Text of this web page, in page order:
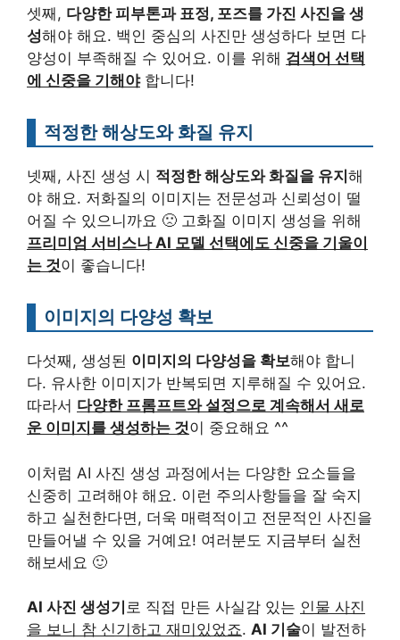
셋째, 다양한 피부톤과 표정, 포즈를 가진 사진을 생
성해야 해요. 백인 중심의 사진만 생성하다 보면 다
양성이 부족해질 수 있어요. 이를 위해 검색어 선택
에 신중을 기해야합니다!
적정한 해상도와 화질 유지
넷째, 사진 생성 시 적정한 해상도와 화질을 유지 해
야 해요. 저화질의 이미지는 전문성과 신뢰성이 떨
어질 수 있으니까요 🙁 고화질 이미지 생성을 위해
프리미엄 서비스나 AI 모델 선택에도 신중을 기울이
는 것이 좋습니다!
이미지의 다양성 확보
다섯째, 생성된 이미지의 다양성을 확보해야 합니
다. 유사한 이미지가 반복되면 지루해질 수 있어요.
따라서 다양한 프롬프트와 설정으로 계속해서 새로
운 이미지를 생성하는 것이 중요해요 ^^
이처럼 AI 사진 생성 과정에서는 다양한 요소들을
신중히 고려해야 해요. 이런 주의사항들을 잘 숙지
하고 실천한다면, 더욱 매력적이고 전문적인 사진을
만들어낼 수 있을 거예요! 여러분도 지금부터 실천
해보세요 🙂
AI 사진 생성기 로 직접 만든 사실감 있는 인물 사진
을 보니 참 신기하고 재미있었죠. AI 기술이 발전하